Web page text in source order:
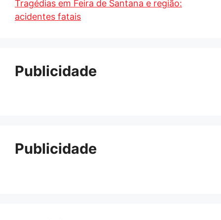
Tragédias em Feira de Santana e região:
acidentes fatais
Publicidade
Publicidade